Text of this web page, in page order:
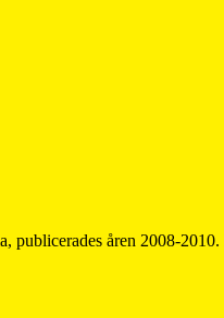
publicerades åren 2008-